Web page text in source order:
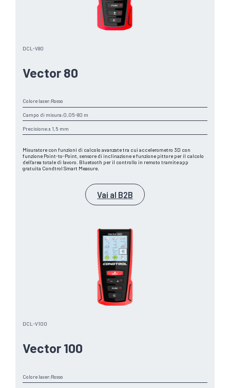
DCL-V80
Vector 80
Colore laser:Rosso
Campo di misura:0,05-80 m
Precisione:± 1,5 mm
Misuratore con funzioni di calcolo avanzate tra cui accelerometro 3D con
funzione Point-to-Point, sensore di inclinazione e funzione pittore per il calcolo
dell’area totale di lavoro. Bluetooth per il controllo in remoto tramite app
gratuita Condtrol Smart Measure.
Vai al B2B
DCL-V100
Vector 100
Colore laser:Rosso